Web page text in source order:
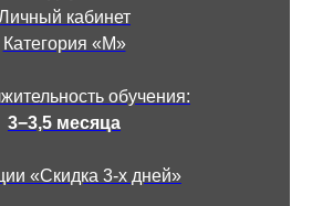
кабинет
Категория «М»
обучения:
3−3,5 месяца
«Скидка 3-х дней»